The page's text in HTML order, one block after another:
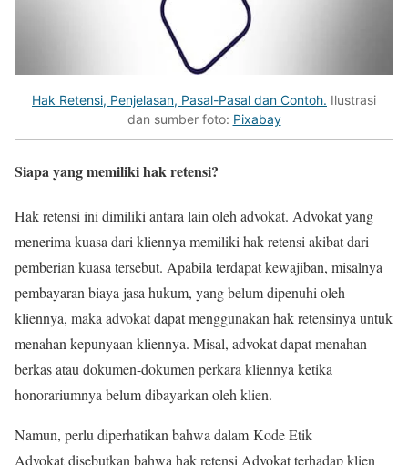
Hak Retensi, Penjelasan, Pasal-Pasal dan Contoh. Ilustrasi
dan sumber foto: Pixabay
Siapa yang memiliki hak retensi?
Hak retensi ini dimiliki antara lain oleh advokat. Advokat yang
menerima kuasa dari kliennya memiliki hak retensi akibat dari
pemberian kuasa tersebut. Apabila terdapat kewajiban, misalnya
pembayaran biaya jasa hukum, yang belum dipenuhi oleh
kliennya, maka advokat dapat menggunakan hak retensinya untuk
menahan kepunyaan kliennya. Misal, advokat dapat menahan
berkas atau dokumen-dokumen perkara kliennya ketika
honorariumnya belum dibayarkan oleh klien.
Namun, perlu diperhatikan bahwa dalam Kode Etik
Advokat disebutkan bahwa hak retensi Advokat terhadap klien